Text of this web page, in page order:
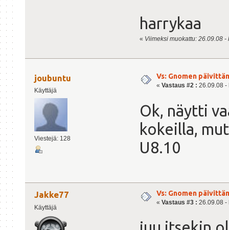
harrykaa
« Viimeksi muokattu: 26.09.08
joubuntu
Käyttäjä
Viestejä: 128
Vs: Gnomen
« Vastaus #2 : 26.09.08 -
Ok, näytti
kokeilla,
U8.10
Jakke77
Käyttäjä
Vs: Gnomen
« Vastaus #3 : 26.09.08 -